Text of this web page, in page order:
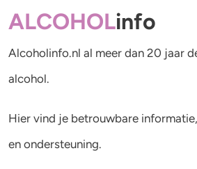
ALCOHOLinfo
Alcoholinfo.nl al meer dan 20 jaar
alcohol.
Hier vind je betrouwbare
en ondersteuning.